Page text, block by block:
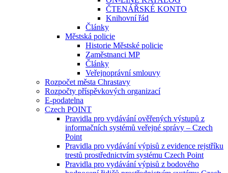
ČTENÁŘSKÉ KONTO
Knihovní řád
Články
Městská policie
Historie Městské policie
Zaměstnanci MP
Články
Veřejnoprávní smlouvy
Rozpočet města Chrastavy
Rozpočty příspěvkových organizací
E-podatelna
Czech POINT
Pravidla pro vydávání ověřených výstupů z
informačních systémů veřejné správy – Czech
Point
Pravidla pro vydávání výpisů z evidence rejstříku
trestů prostřednictvím systému Czech Point
Pravidla pro vydávání výpisů z bodového